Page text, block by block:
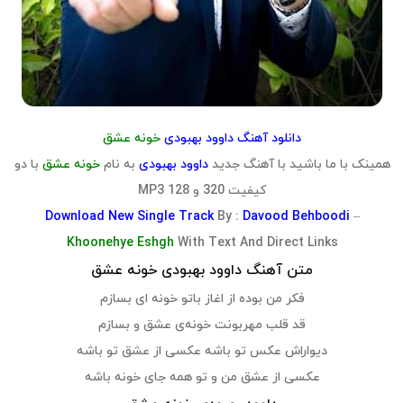
دانلود آهنگ داوود بهبودی خونه عشق
همینک با ما باشید با آهنگ جدیدداوود بهبودی به نامخونه عشق با دو
کیفیت 320 و 128 MP3
Download New Single Track By : Davood Behboodi –
Khoonehye Eshgh With Text And Direct Links
متن آهنگ داوود بهبودی خونه عشق
فکر من بوده از اغاز باتو خونه ای بسازم
قد قلب مهربونت خونه‌ی عشق و بسازم
دیواراش عکس تو باشه عکسی از عشق تو باشه
عکسی از عشق من و تو همه جای خونه باشه